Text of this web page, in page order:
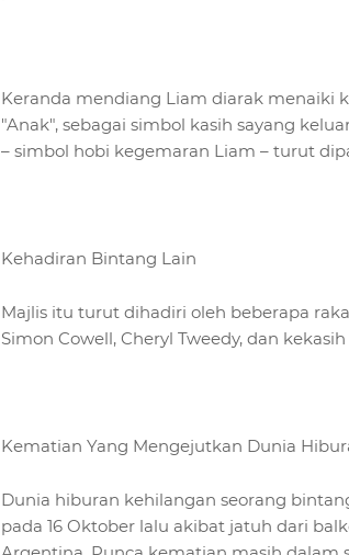
Keranda mendiang Liam diarak menaiki
"Anak", sebagai simbol kasih sayang
– simbol hobi kegemaran Liam – turut
Kehadiran Bintang Lain
Majlis itu turut dihadiri oleh beberapa
Simon Cowell, Cheryl Tweedy, dan
Kematian Yang Mengejutkan Dunia
Dunia hiburan kehilangan seorang
pada 16 Oktober lalu akibat jatuh dari